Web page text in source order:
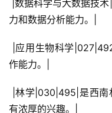
力和数据分析能力。|
作能力。|
有浓厚的兴趣。|